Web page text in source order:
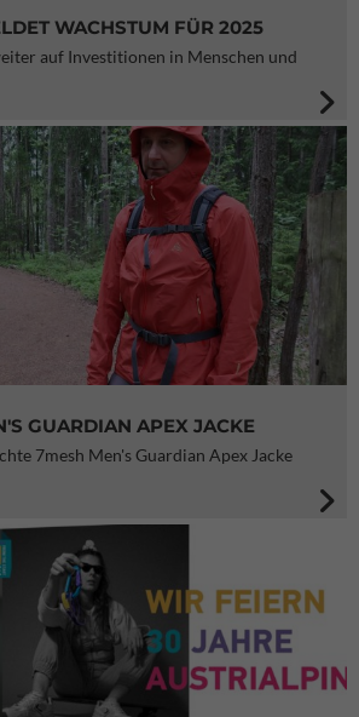
WACHSTUM FÜR 2025
auf Investitionen in Menschen und
GUARDIAN APEX JACKE
7mesh Men's Guardian Apex Jacke